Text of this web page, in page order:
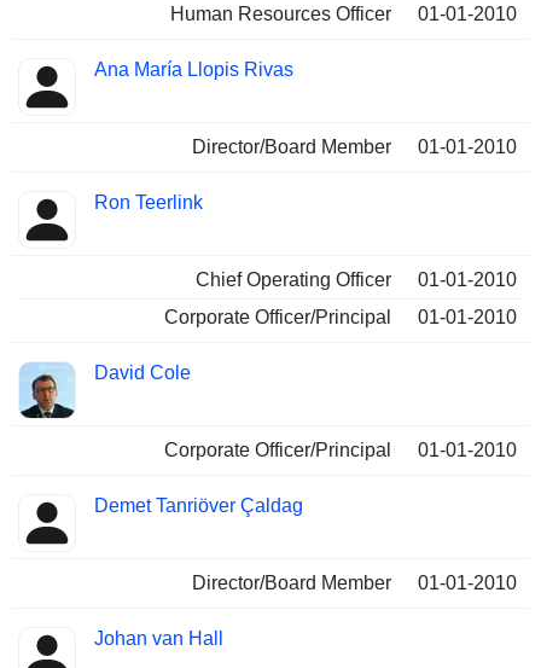
Human Resources Officer 01-01-2010
Ana María Llopis Rivas
Director/Board Member 01-01-2010
Ron Teerlink
Chief Operating Officer
01-01-2010
Corporate Officer/Principal
01-01-2010
David Cole
Corporate Officer/Principal 01-01-2010
Demet Tanriöver Çaldag
Director/Board Member 01-01-2010
Johan van Hall